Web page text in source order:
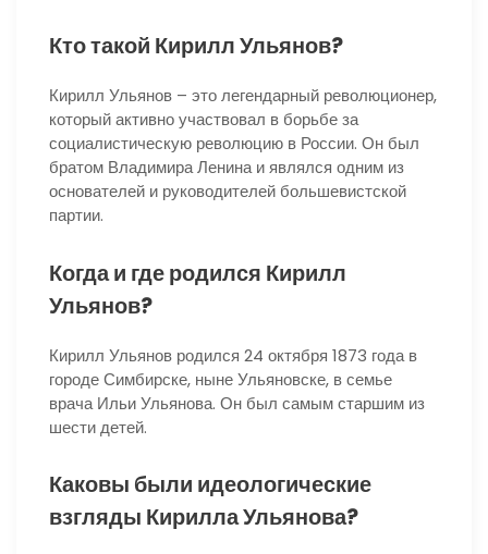
Кто такой Кирилл Ульянов?
Кирилл Ульянов – это легендарный революционер,
который активно участвовал в борьбе за
социалистическую революцию в России. Он был
братом Владимира Ленина и являлся одним из
основателей и руководителей большевистской
партии.
Когда и где родился Кирилл
Ульянов?
Кирилл Ульянов родился 24 октября 1873 года в
городе Симбирске, ныне Ульяновске, в семье
врача Ильи Ульянова. Он был самым старшим из
шести детей.
Каковы были идеологические
взгляды Кирилла Ульянова?